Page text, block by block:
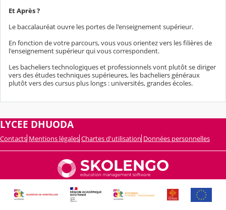
Et Après ?
Le baccalauréat ouvre les portes de l'enseignement supérieur.
En fonction de votre parcours, vous vous orientez vers les filières de
l'enseignement supérieur qui vous correspondent.
Les bacheliers technologiques et professionnels vont plutôt se diriger
vers des études techniques supérieures, les bacheliers généraux
plutôt vers des cursus plus longs : universités, grandes écoles.
LYCEE DHUODA
Contacts Mentions légales Chartes d'utilisation Données personnelles